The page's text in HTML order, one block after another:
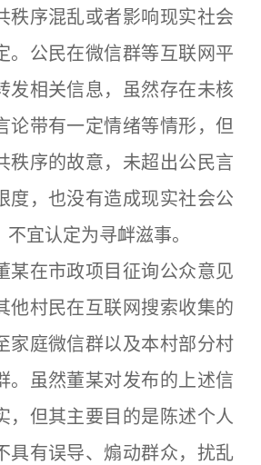
秩序混乱或者影响现实社会
。公民在微信群等互联网平
发相关信息，虽然存在未核
论带有一定情绪等情形，但
秩序的故意，未超出公民言
度，也没有造成现实社会公
宜认定为寻衅滋事。
在市政项目征询公众意见
他村民在互联网搜索收集的
家庭微信群以及本村部分村
。虽然董某对发布的上述信
，但其主要目的是陈述个人
具有误导、煽动群众，扰乱